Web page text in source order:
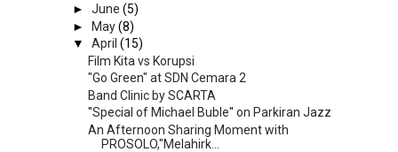
► June (5)
►
May(8)
▼ April (15)
Film Kita vs Korupsi
"Go Green" at SDN Cemara 2
Band Clinic by SCARTA
''Special of Michael Buble'' on Parkiran Jazz
An Afternoon Sharing Moment with
PROSOLO,"Melahirk...